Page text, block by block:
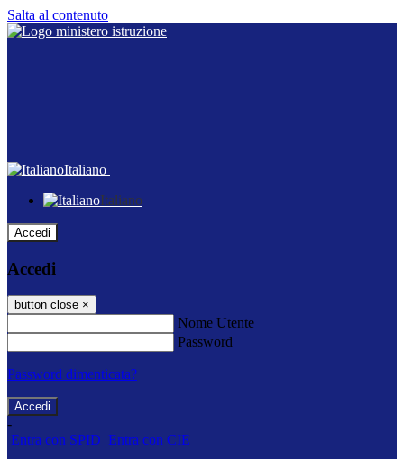
Salta al contenuto
Italiano
Italiano
Accedi
Accedi
button close ×
Nome Utente
Password
Password dimenticata?
-
Entra con SPID Entra con CIE